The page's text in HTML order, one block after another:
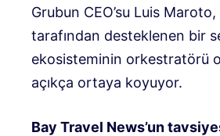
Grubun CEO’su Luis
tarafından desteklenen bir
ekosisteminin orkestratörü
açıkça ortaya koyuyor.
Bay Travel News’un